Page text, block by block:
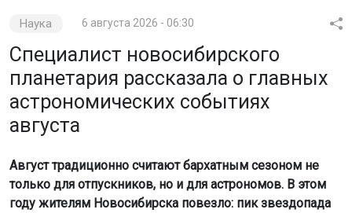
Наука 6 августа 2026 - 06:30
Специалист новосибирского
планетария рассказала о главных
астрономических событиях
августа
Август традиционно считают бархатным сезоном не
только для отпускников, но и для астрономов. В этом
году жителям Новосибирска повезло: пик звездопада